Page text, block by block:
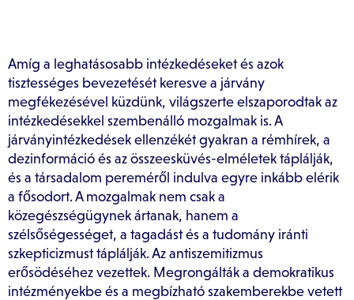
Amíg a leghatásosabb intézkedéseket és azok
tisztességes bevezetését keresve a járvány
megfékezésével küzdünk, világszerte elszaporodtak az
intézkedésekkel szembenálló mozgalmak is. A
járványintézkedések ellenzékét gyakran a rémhírek, a
dezinformáció és az összeesküvés-elméletek táplálják,
és a társadalom pereméről indulva egyre inkább elérik
a fősodort. A mozgalmak nem csak a
közegészségügynek ártanak, hanem a
szélsőségességet, a tagadást és a tudomány iránti
szkepticizmust táplálják. Az antiszemitizmus
erősödéséhez vezettek. Megrongálták a demokratikus
intézményekbe és a megbízható szakemberekbe vetett